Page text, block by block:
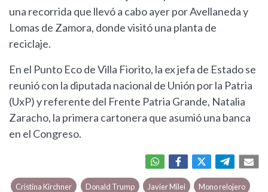
una recorrida que llevó a cabo ayer por Avellaneda y
Lomas de Zamora, donde visitó una planta de
reciclaje.
En el Punto Eco de Villa Fiorito, la ex jefa de Estado se
reunió con la diputada nacional de Unión por la Patria
(UxP) y referente del Frente Patria Grande, Natalia
Zaracho, la primera cartonera que asumió una banca
en el Congreso.
Cristina Kirchner Donald Trump Javier Milei
Mono relojero